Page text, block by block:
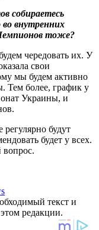
собираетесь
во внутренних
тоже?
чередовать их. У
свои
мы будем активно
Тем более, график у
Украины, и
будут
будет у всех.
вопрос.
текст и
редакции.